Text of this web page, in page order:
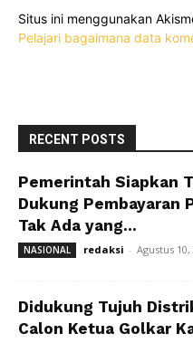
Situs ini menggunakan
Pelajari bagaimana data
RECENT POSTS
Pemerintah Siapkan
Dukung Pembayaran
Tak Ada yang...
NASIONAL redaksi - Agustus 10,
Didukung Tujuh
Calon Ketua Golkar